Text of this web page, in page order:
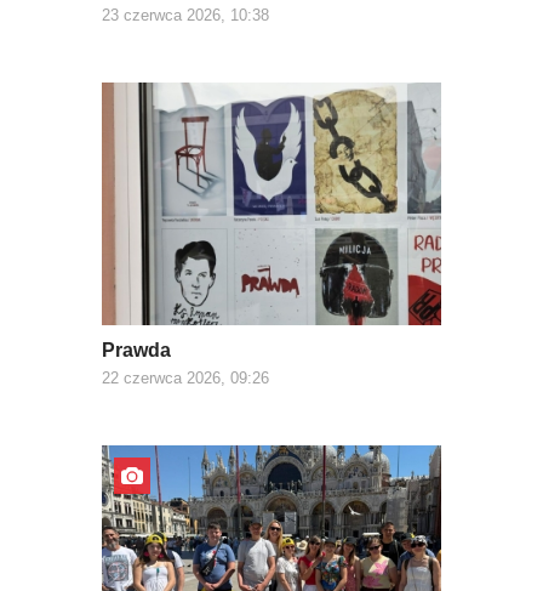
23 czerwca 2026, 10:38
Prawda
22 czerwca 2026, 09:26